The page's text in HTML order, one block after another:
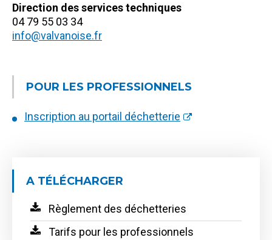
Direction des services techniques
04 79 55 03 34
info@valvanoise.fr
POUR LES PROFESSIONNELS
Inscription au portail déchetterie
A TÉLÉCHARGER
Règlement des déchetteries
Tarifs pour les professionnels